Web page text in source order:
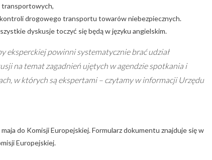
transportowych,
drogowego transportu towarów niebezpiecznych.
dyskusje toczyć się będą w języku angielskim.
eksperckiej powinni systematycznie brać udział
na temat zagadnień ujętych w agendzie spotkania i
w których są ekspertami – czytamy w informacji Urzędu
do Komisji Europejskiej. Formularz dokumentu znajduje się w
Europejskiej.